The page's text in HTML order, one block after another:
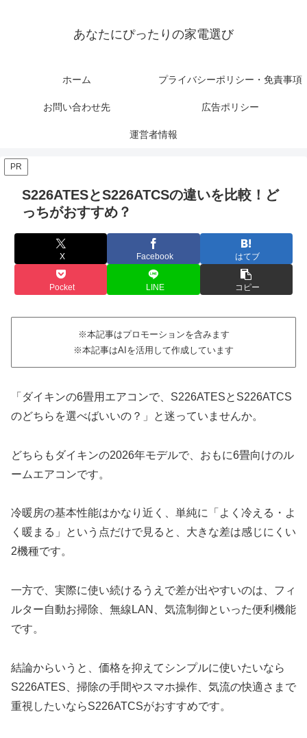
あなたにぴったりの家電選び
ホーム プライバシーポリシー・免責事項
お問い合わせ先 広告ポリシー
運営者情報
PR
S226ATESとS226ATCSの違いを比較！ど
っちがおすすめ？
X Facebook はてブ
Pocket LINE コピー
※本記事はプロモーションを含みます
※本記事はAIを活用して作成しています
「ダイキンの6畳用エアコンで、S226ATESとS226ATCS
のどちらを選べばいいの？」と迷っていませんか。
どちらもダイキンの2026年モデルで、おもに6畳向けのル
ームエアコンです。
冷暖房の基本性能はかなり近く、単純に「よく冷える・よ
く暖まる」という点だけで見ると、大きな差は感じにくい
2機種です。
一方で、実際に使い続けるうえで差が出やすいのは、フィ
ルター自動お掃除、無線LAN、気流制御といった便利機能
です。
結論からいうと、価格を抑えてシンプルに使いたいなら
S226ATES、掃除の手間やスマホ操作、気流の快適さまで
重視したいならS226ATCSがおすすめです。